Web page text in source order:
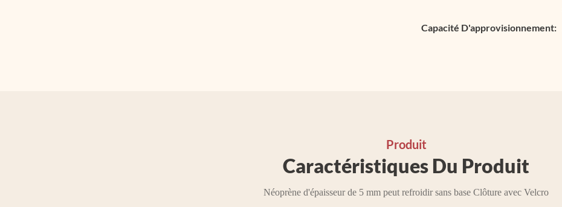
Capacité D'approvisionnement:
Produit
Caractéristiques Du Produit
Néoprène d'épaisseur de 5 mm peut refroidir sans base Clôture avec Velcro